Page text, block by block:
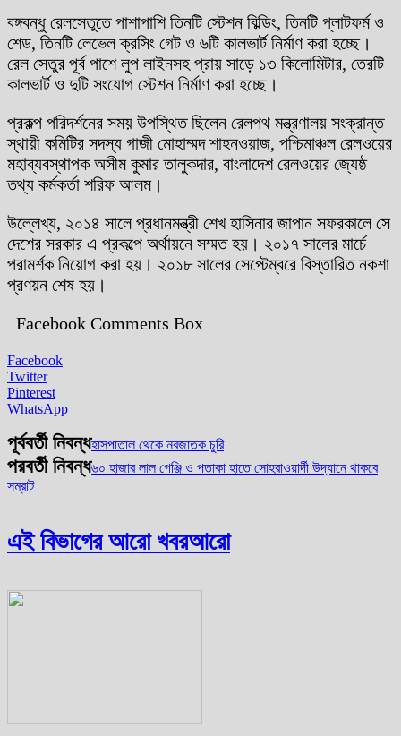
বঙ্গবন্ধু রেলসেতুতে পাশাপাশি তিনটি স্টেশন বিল্ডিং, তিনটি প্লাটফর্ম ও
শেড, তিনটি লেভেল ক্রসিং গেট ও ৬টি কালভার্ট নির্মাণ করা হচ্ছে।
রেল সেতুর পূর্ব পাশে লুপ লাইনসহ প্রায় সাড়ে ১৩ কিলোমিটার, তেরটি
কালভার্ট ও দুটি সংযোগ স্টেশন নির্মাণ করা হচ্ছে।
প্রকল্প পরিদর্শনের সময় উপস্থিত ছিলেন রেলপথ মন্ত্রণালয় সংক্রান্ত
স্থায়ী কমিটির সদস্য গাজী মোহাম্মদ শাহনওয়াজ, পশ্চিমাঞ্চল রেলওয়ের
মহাব্যবস্থাপক অসীম কুমার তালুকদার, বাংলাদেশ রেলওয়ের জ্যেষ্ঠ
তথ্য কর্মকর্তা শরিফ আলম।
উল্লেখ্য, ২০১৪ সালে প্রধানমন্ত্রী শেখ হাসিনার জাপান সফরকালে সে
দেশের সরকার এ প্রকল্পে অর্থায়নে সম্মত হয়। ২০১৭ সালের মার্চে
পরামর্শক নিয়োগ করা হয়। ২০১৮ সালের সেপ্টেম্বরে বিস্তারিত নকশা
প্রণয়ন শেষ হয়।
Facebook Comments Box
Facebook
Twitter
Pinterest
WhatsApp
পূর্ববর্তী নিবন্ধহাসপাতাল থেকে নবজাতক চুরি
পরবর্তী নিবন্ধ৬০ হাজার লাল গেঞ্জি ও পতাকা হাতে সোহরাওয়ার্দী উদ্যানে থাকবে
সম্রাট
এই বিভাগের আরো খবরআরো